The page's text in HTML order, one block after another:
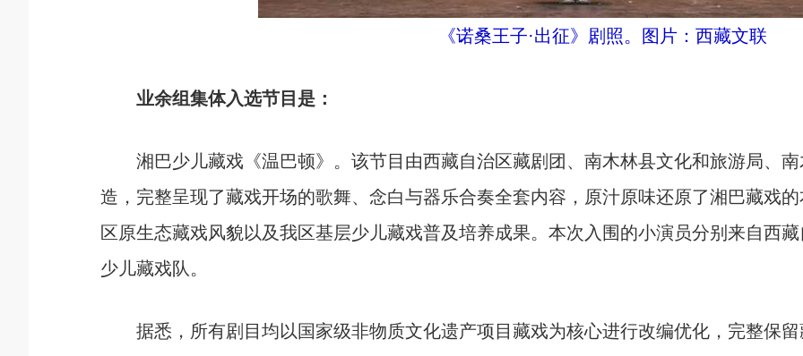
《诺桑王子·出征》剧照。图片：西藏文联
业余组集体入选节目是：
湘巴少儿藏戏《温巴顿》。该节目由西藏自治区藏剧团、南木林县文化和旅游局、南
造，完整呈现了藏戏开场的歌舞、念白与器乐合奏全套内容，原汁原味还原了湘巴藏戏
区原生态藏戏风貌以及我区基层少儿藏戏普及培养成果。本次入围的小演员分别来自西
少儿藏戏队。
据悉，所有剧目均以国家级非物质文化遗产项目藏戏为核心进行改编优化，完整保留